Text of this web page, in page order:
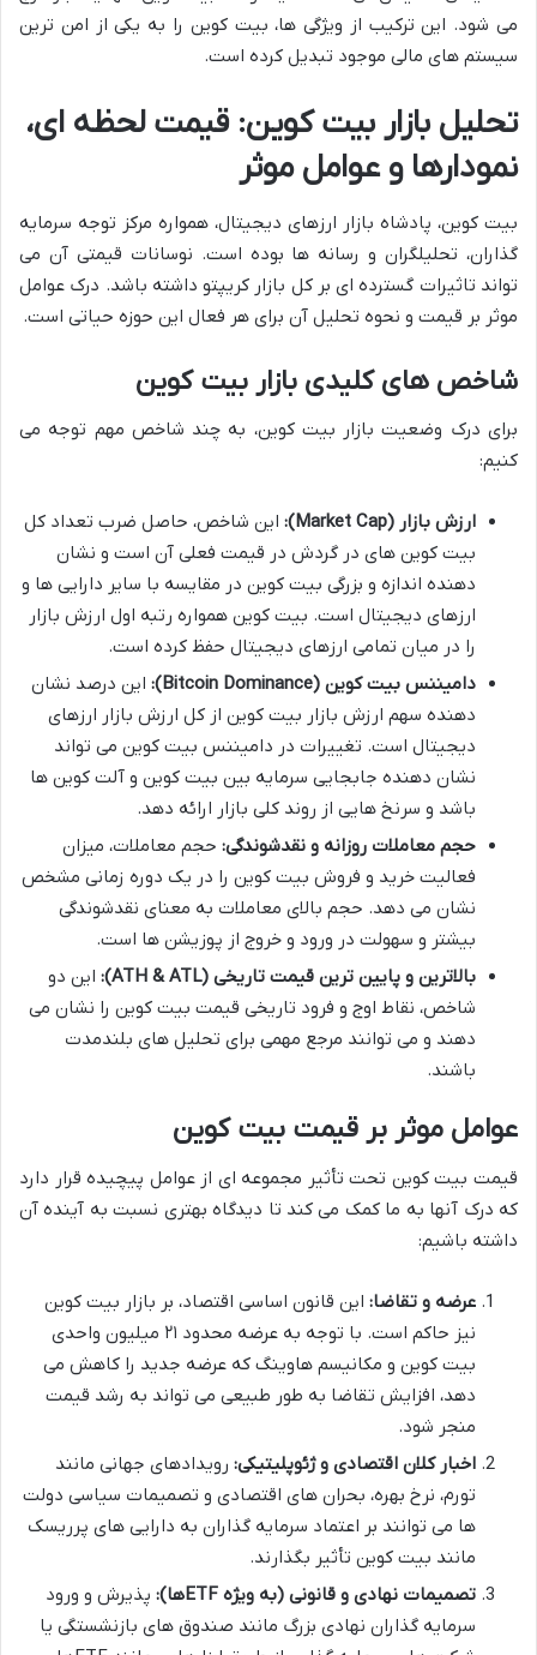
می شود. این ترکیب از ویژگی ها، بیت کوین را به یکی از امن ترین
سیستم های مالی موجود تبدیل کرده است.
تحلیل بازار بیت کوین: قیمت لحظه ای،
نمودارها و عوامل موثر
بیت کوین، پادشاه بازار ارزهای دیجیتال، همواره مرکز توجه سرمایه
گذاران، تحلیلگران و رسانه ها بوده است. نوسانات قیمتی آن می
تواند تاثیرات گسترده ای بر کل بازار کریپتو داشته باشد. درک عوامل
موثر بر قیمت و نحوه تحلیل آن برای هر فعال این حوزه حیاتی است.
شاخص های کلیدی بازار بیت کوین
برای درک وضعیت بازار بیت کوین، به چند شاخص مهم توجه می
کنیم:
ارزش بازار (Market Cap):
این شاخص، حاصل ضرب تعداد کل
بیت کوین های در گردش در قیمت فعلی آن است و نشان
دهنده اندازه و بزرگی بیت کوین در مقایسه با سایر دارایی ها و
ارزهای دیجیتال است. بیت کوین همواره رتبه اول ارزش بازار
را در میان تمامی ارزهای دیجیتال حفظ کرده است.
دامیننس بیت کوین (Bitcoin Dominance):
این درصد نشان
دهنده سهم ارزش بازار بیت کوین از کل ارزش بازار ارزهای
دیجیتال است. تغییرات در دامیننس بیت کوین می تواند
نشان دهنده جابجایی سرمایه بین بیت کوین و آلت کوین ها
باشد و سرنخ هایی از روند کلی بازار ارائه دهد.
حجم معاملات روزانه و نقدشوندگی: حجم معاملات، میزان
فعالیت خرید و فروش بیت کوین را در یک دوره زمانی مشخص
نشان می دهد. حجم بالای معاملات به معنای نقدشوندگی
بیشتر و سهولت در ورود و خروج از پوزیشن ها است.
بالاترین و پایین ترین قیمت تاریخی (ATH & ATL):
این دو
شاخص، نقاط اوج و فرود تاریخی قیمت بیت کوین را نشان می
دهند و می توانند مرجع مهمی برای تحلیل های بلندمدت
باشند.
عوامل موثر بر قیمت بیت کوین
قیمت بیت کوین تحت تأثیر مجموعه ای از عوامل پیچیده قرار دارد
که درک آنها به ما کمک می کند تا دیدگاه بهتری نسبت به آینده آن
داشته باشیم:
عرضه و تقاضا: این قانون اساسی اقتصاد، بر بازار بیت کوین
نیز حاکم است. با توجه به عرضه محدود ۲۱ میلیون واحدی
بیت کوین و مکانیسم هاوینگ که عرضه جدید را کاهش می
دهد، افزایش تقاضا به طور طبیعی می تواند به رشد قیمت
منجر شود.
اخبار کلان اقتصادی و ژئوپلیتیکی: رویدادهای جهانی مانند
تورم، نرخ بهره، بحران های اقتصادی و تصمیمات سیاسی دولت
ها می توانند بر اعتماد سرمایه گذاران به دارایی های پرریسک
مانند بیت کوین تأثیر بگذارند.
تصمیمات نهادی و قانونی (به ویژه ETFها):
پذیرش و ورود
سرمایه گذاران نهادی بزرگ مانند صندوق های بازنشستگی یا